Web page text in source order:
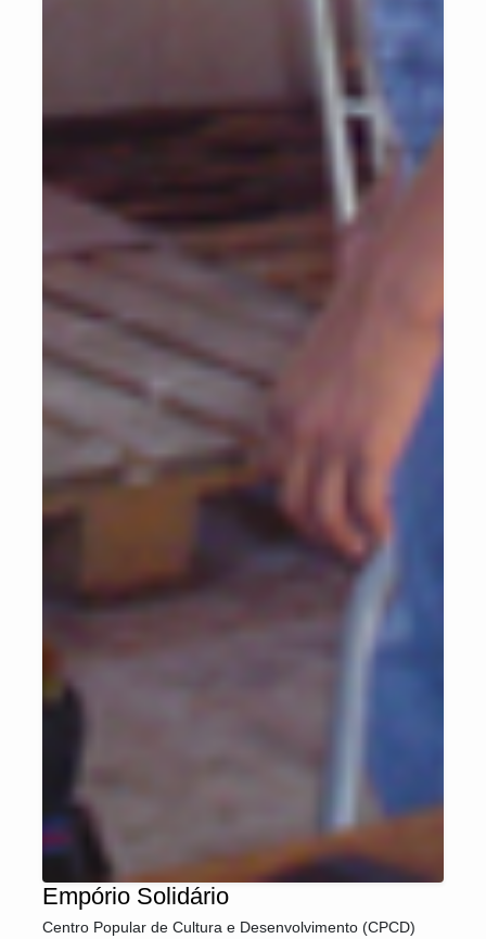
Empório Solidário
Centro Popular de Cultura e Desenvolvimento (CPCD)